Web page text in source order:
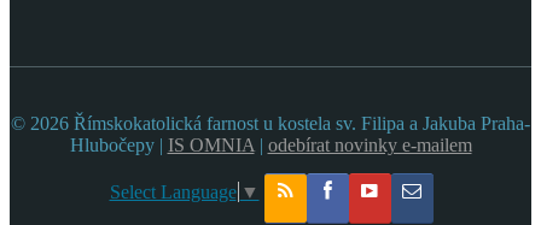
© 2026 Římskokatolická farnost u kostela sv. Filipa a Jakuba Praha-
Hlubočepy | IS OMNIA | odebírat novinky e-mailem
Select Language ▼